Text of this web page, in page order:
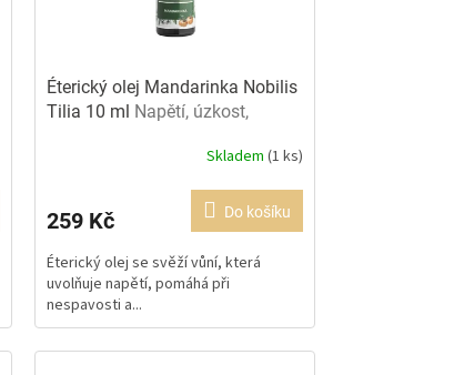
Éterický olej Mandarinka Nobilis
Tilia 10 ml Napětí, úzkost,
Skladem (1 ks)
259 Kč Do košíku
Éterický olej se svěží vůní, která
uvolňuje napětí, pomáhá při
nespavosti a...